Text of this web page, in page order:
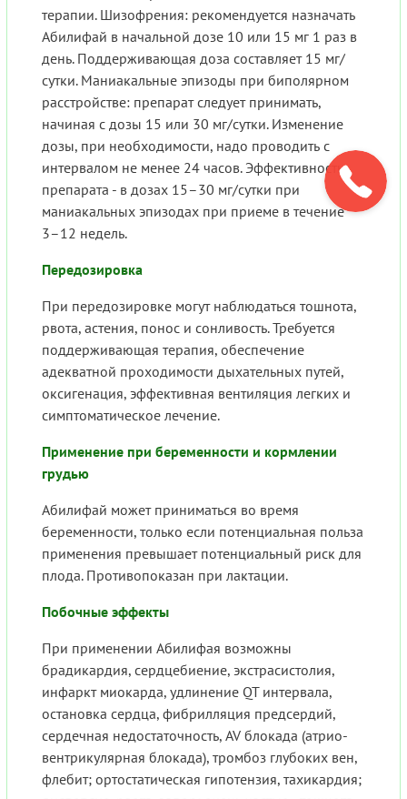
терапии. Шизофрения: рекомендуется назначать
Абилифай в начальной дозе 10 или 15 мг 1 раз в
день. Поддерживающая доза составляет 15 мг/
сутки. Маниакальные эпизоды при биполярном
расстройстве: препарат следует принимать,
начиная с дозы 15 или 30 мг/сутки. Изменение
дозы, при необходимости, надо проводить с
интервалом не менее 24 часов. Эффективность
препарата - в дозах 15–30 мг/сутки при
маниакальных эпизодах при приеме в течение
3–12 недель.
Передозировка
При передозировке могут наблюдаться тошнота,
рвота, астения, понос и сонливость. Требуется
поддерживающая терапия, обеспечение
адекватной проходимости дыхательных путей,
оксигенация, эффективная вентиляция легких и
симптоматическое лечение.
Применение при беременности и кормлении
грудью
Абилифай может приниматься во время
беременности, только если потенциальная польза
применения превышает потенциальный риск для
плода. Противопоказан при лактации.
Побочные эффекты
При применении Абилифая возможны
брадикардия, сердцебиение, экстрасистолия,
инфаркт миокарда, удлинение QT интервала,
остановка сердца, фибрилляция предсердий,
сердечная недостаточность, AV блокада (атрио-
вентрикулярная блокада), тромбоз глубоких вен,
флебит; ортостатическая гипотензия, тахикардия;